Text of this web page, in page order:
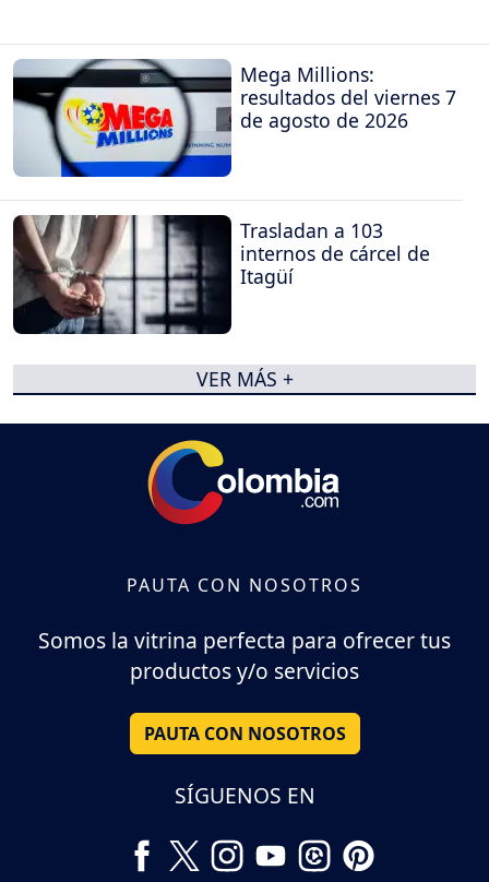
Mega Millions:
resultados del viernes 7
de agosto de 2026
Trasladan a 103
internos de cárcel de
Itagüí
VER MÁS +
PAUTA CON NOSOTROS
Somos la vitrina perfecta para ofrecer tus
productos y/o servicios
PAUTA CON NOSOTROS
SÍGUENOS EN